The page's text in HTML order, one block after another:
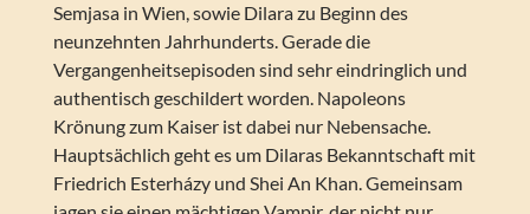
Semjasa in Wien, sowie Dilara zu Beginn des
neunzehnten Jahrhunderts. Gerade die
Vergangenheitsepisoden sind sehr eindringlich und
authentisch geschildert worden. Napoleons
Krönung zum Kaiser ist dabei nur Nebensache.
Hauptsächlich geht es um Dilaras Bekanntschaft mit
Friedrich Esterházy und Shei An Khan. Gemeinsam